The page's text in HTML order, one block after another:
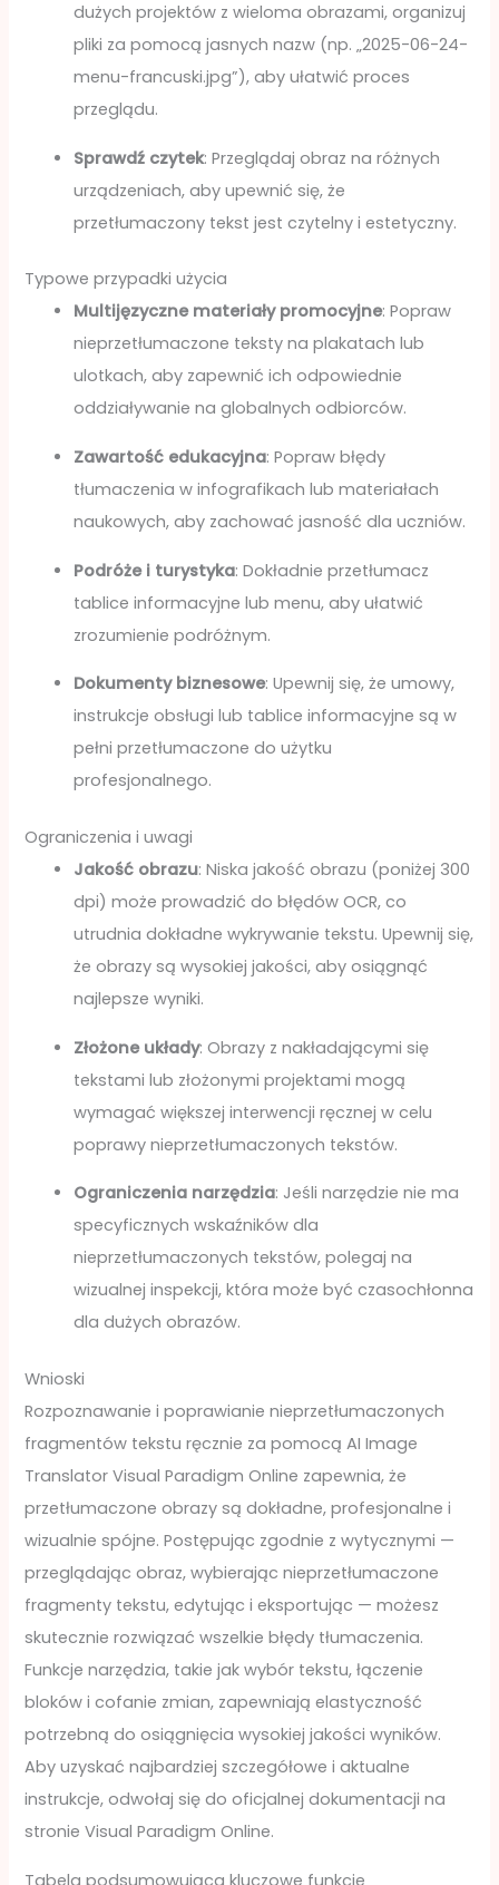
dużych projektów z wieloma obrazami, organizuj
pliki za pomocą jasnych nazw (np. „2025-06-24-
menu-francuski.jpg”), aby ułatwić proces
przeglądu.
Sprawdź czytek: Przeglądaj obraz na różnych
urządzeniach, aby upewnić się, że
przetłumaczony tekst jest czytelny i estetyczny.
Typowe przypadki użycia
Multijęzyczne materiały promocyjne: Popraw
nieprzetłumaczone teksty na plakatach lub
ulotkach, aby zapewnić ich odpowiednie
oddziaływanie na globalnych odbiorców.
Zawartość edukacyjna: Popraw błędy
tłumaczenia w infografikach lub materiałach
naukowych, aby zachować jasność dla uczniów.
Podróże i turystyka: Dokładnie przetłumacz
tablice informacyjne lub menu, aby ułatwić
zrozumienie podróżnym.
Dokumenty biznesowe: Upewnij się, że umowy,
instrukcje obsługi lub tablice informacyjne są w
pełni przetłumaczone do użytku
profesjonalnego.
Ograniczenia i uwagi
Jakość obrazu: Niska jakość obrazu (poniżej 300
dpi) może prowadzić do błędów OCR, co
utrudnia dokładne wykrywanie tekstu. Upewnij się,
że obrazy są wysokiej jakości, aby osiągnąć
najlepsze wyniki.
Złożone układy: Obrazy z nakładającymi się
tekstami lub złożonymi projektami mogą
wymagać większej interwencji ręcznej w celu
poprawy nieprzetłumaczonych tekstów.
Ograniczenia narzędzia: Jeśli narzędzie nie ma
specyficznych wskaźników dla
nieprzetłumaczonych tekstów, polegaj na
wizualnej inspekcji, która może być czasochłonna
dla dużych obrazów.
Wnioski
Rozpoznawanie i poprawianie nieprzetłumaczonych
fragmentów tekstu ręcznie za pomocą AI Image
Translator Visual Paradigm Online zapewnia, że
przetłumaczone obrazy są dokładne, profesjonalne i
wizualnie spójne. Postępując zgodnie z wytycznymi —
przeglądając obraz, wybierając nieprzetłumaczone
fragmenty tekstu, edytując i eksportując — możesz
skutecznie rozwiązać wszelkie błędy tłumaczenia.
Funkcje narzędzia, takie jak wybór tekstu, łączenie
bloków i cofanie zmian, zapewniają elastyczność
potrzebną do osiągnięcia wysokiej jakości wyników.
Aby uzyskać najbardziej szczegółowe i aktualne
instrukcje, odwołaj się do oficjalnej dokumentacji na
stronie Visual Paradigm Online.
Tabela podsumowująca kluczowe funkcje